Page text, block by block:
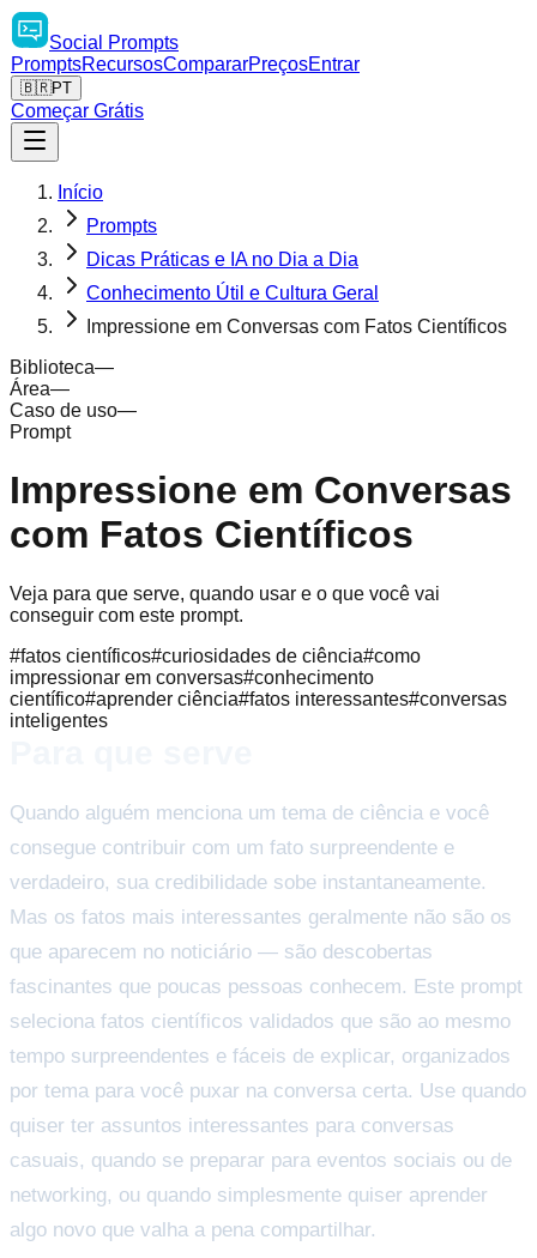
Social
Prompts
PromptsRecursosCompararPreçosEntrar
🇧🇷PT
Começar Grátis
Início
Prompts
Dicas Práticas e IA no Dia a Dia
Conhecimento Útil e Cultura Geral
Impressione em Conversas com Fatos Científicos
Biblioteca—
Área—
Caso de uso—
Prompt
Impressione em Conversas
com Fatos Científicos
Veja para que serve, quando usar e o que você vai
conseguir com este prompt.
#fatos científicos#curiosidades de ciência#como
impressionar em conversas#conhecimento
científico#aprender ciência#fatos interessantes#conversas
inteligentes
Quando alguém menciona um tema de ciência e você
consegue contribuir com um fato surpreendente e
verdadeiro, sua credibilidade sobe instantaneamente.
Mas os fatos mais interessantes geralmente não são os
que aparecem no noticiário — são descobertas
fascinantes que poucas pessoas conhecem. Este prompt
seleciona fatos científicos validados que são ao mesmo
tempo surpreendentes e fáceis de explicar, organizados
por tema para você puxar na conversa certa. Use quando
quiser ter assuntos interessantes para conversas
casuais, quando se preparar para eventos sociais ou de
networking, ou quando simplesmente quiser aprender
algo novo que valha a pena compartilhar.